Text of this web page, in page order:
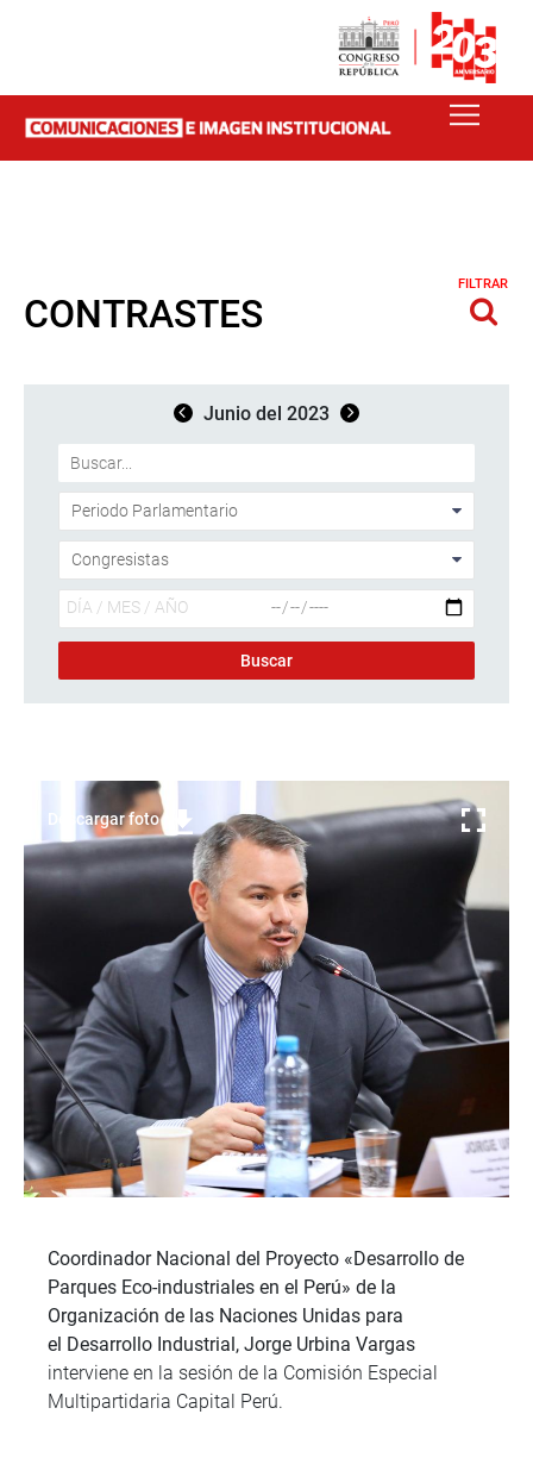
CONTRASTES
FILTRAR
Junio del 2023
Descargar foto
Coordinador Nacional del Proyecto «Desarrollo de
Parques Eco-industriales en el Perú» de la
Organización de las Naciones Unidas para
el Desarrollo Industrial, Jorge Urbina Vargas
interviene en la sesión de la Comisión Especial
Multipartidaria Capital Perú.